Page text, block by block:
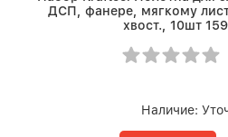
ДСП, фанере, мягкому
хвост., 10шт
Наличие: